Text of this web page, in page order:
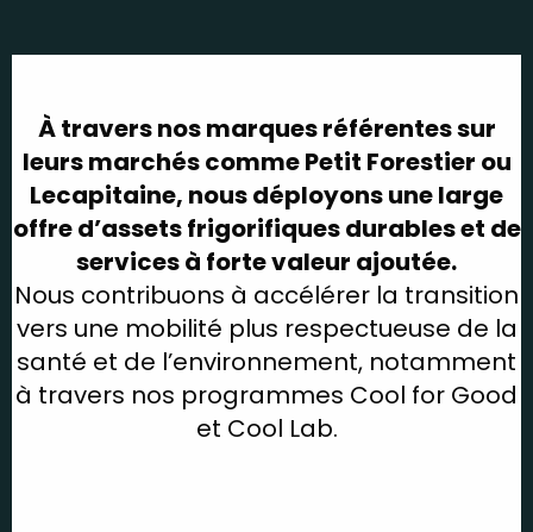
À travers nos marques référentes sur
leurs marchés comme Petit Forestier ou
Lecapitaine, nous déployons une large
offre d’assets frigorifiques durables et de
services à forte valeur ajoutée.
Nous contribuons à accélérer la transition
vers une mobilité plus respectueuse de la
santé et de l’environnement, notamment
à travers nos programmes Cool for Good
et Cool Lab.